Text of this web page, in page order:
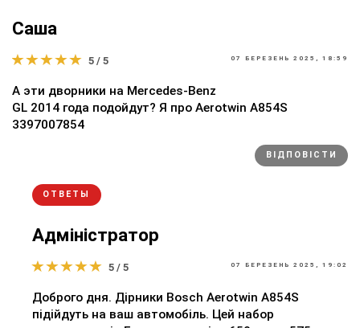
Саша
5 / 5 07 БЕРЕЗЕНЬ 2025, 18:59
А эти дворники на Mercedes-Benz
GL 2014 года подойдут? Я про Aerotwin A854S
3397007854
ВІДПОВІСТИ
ОТВЕТЫ
Адміністратор
5 / 5 07 БЕРЕЗЕНЬ 2025, 19:02
Доброго дня. Дірники Bosch Aerotwin A854S
підійдуть на ваш автомобіль. Цей набор